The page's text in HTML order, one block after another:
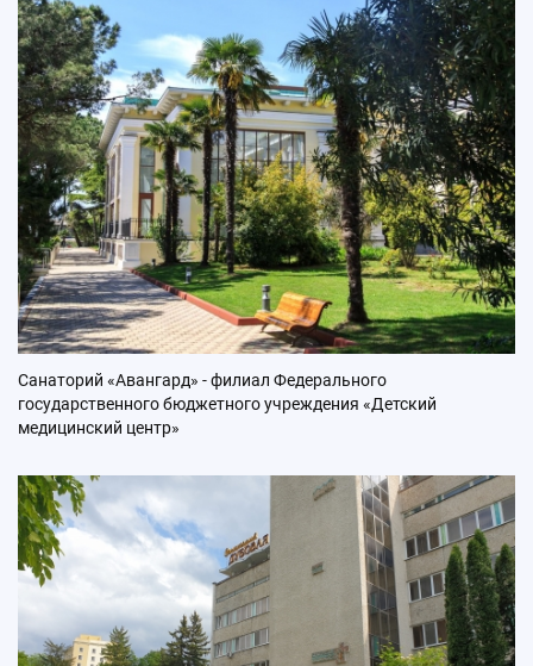
Санаторий «Авангард» - филиал Федерального
государственного бюджетного учреждения «Детский
медицинский центр»